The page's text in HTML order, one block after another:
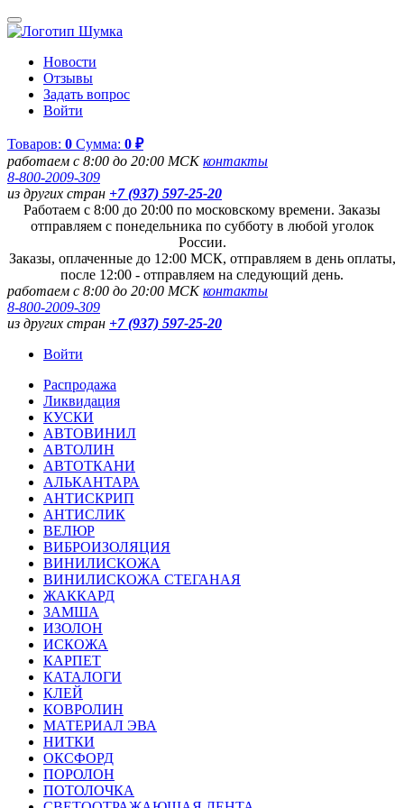
Новости
Отзывы
Задать вопрос
Войти
Товаров: 0 Сумма: 0 ₽
работаем с 8:00 до 20:00 МСКконтакты
8-800-2009-309
из других стран +7 (937) 597-25-20
Работаем с 8:00 до 20:00 по московскому времени. Заказы
отправляем с понедельника по субботу в любой уголок
России.
Заказы, оплаченные до 12:00 МСК, отправляем в день оплаты,
после 12:00 - отправляем на следующий день.
работаем с 8:00 до 20:00 МСКконтакты
8-800-2009-309
из других стран +7 (937) 597-25-20
Войти
Распродажа
Ликвидация
КУСКИ
АВТОВИНИЛ
АВТОЛИН
АВТОТКАНИ
АЛЬКАНТАРА
АНТИСКРИП
АНТИСЛИК
ВЕЛЮР
ВИБРОИЗОЛЯЦИЯ
ВИНИЛИСКОЖА
ВИНИЛИСКОЖА СТЕГАНАЯ
ЖАККАРД
ЗАМША
ИЗОЛОН
ИСКОЖА
КАРПЕТ
КАТАЛОГИ
КЛЕЙ
КОВРОЛИН
МАТЕРИАЛ ЭВА
НИТКИ
ОКСФОРД
ПОРОЛОН
ПОТОЛОЧКА